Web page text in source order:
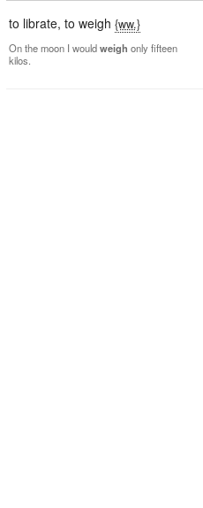
to librate, to weigh {ww.}
On the moon I wouldweigh only fifteen
kilos.